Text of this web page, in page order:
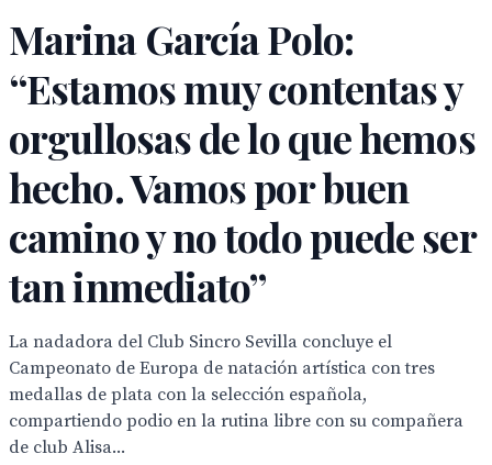
Marina García Polo:
“Estamos muy contentas y
orgullosas de lo que hemos
hecho. Vamos por buen
camino y no todo puede ser
tan inmediato”
La nadadora del Club Sincro Sevilla concluye el
Campeonato de Europa de natación artística con tres
medallas de plata con la selección española,
compartiendo podio en la rutina libre con su compañera
de club Alisa...